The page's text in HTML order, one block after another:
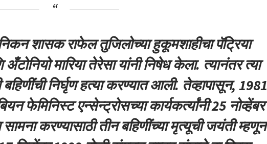
शासक राफेल तुजिलोच्या हुकूमशाहीचा पॅट्रिया
मारिया तेरेसा यांनी निषेध केला. त्यानंतर त्या
बहिणींची निर्घृण हत्या करण्यात आली. तेव्हापासून, 1981
फेमिनिस्ट एन्सेन्ट्रोसच्या कार्यकर्त्यांनी 25 नोव्हेंबर
सामना करण्यासाठी तीन बहिणींच्या मृत्यूची जयंती म्हणून